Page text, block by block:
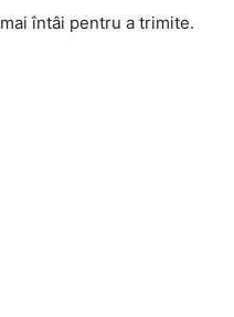
mai întâi pentru a trimite.